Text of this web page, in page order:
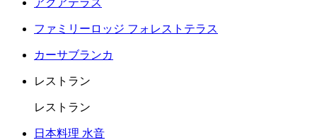
ファミリーロッジ フォレストテラス
カーサブランカ
レストラン
レストラン
日本料理 水音